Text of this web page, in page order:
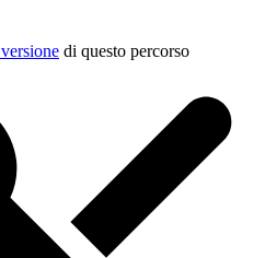
di questo percorso